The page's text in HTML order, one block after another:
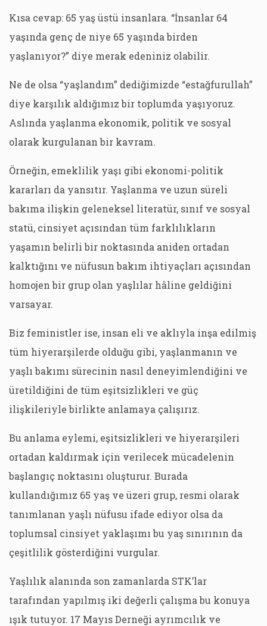
Kısa cevap: 65 yaş üstü insanlara. “İnsanlar 64
yaşında genç de niye 65 yaşında birden
yaşlanıyor?” diye merak edeniniz olabilir.
Ne de olsa “yaşlandım” dediğimizde “estağfurullah”
diye karşılık aldığımız bir toplumda yaşıyoruz.
Aslında yaşlanma ekonomik, politik ve sosyal
olarak kurgulanan bir kavram.
Örneğin, emeklilik yaşı gibi ekonomi-politik
kararları da yansıtır. Yaşlanma ve uzun süreli
bakıma ilişkin geleneksel literatür, sınıf ve sosyal
statü, cinsiyet açısından tüm farklılıkların
yaşamın belirli bir noktasında aniden ortadan
kalktığını ve nüfusun bakım ihtiyaçları açısından
homojen bir grup olan yaşlılar hâline geldiğini
varsayar.
Biz feministler ise, insan eli ve aklıyla inşa edilmiş
tüm hiyerarşilerde olduğu gibi, yaşlanmanın ve
yaşlı bakımı sürecinin nasıl deneyimlendiğini ve
üretildiğini de tüm eşitsizlikleri ve güç
ilişkileriyle birlikte anlamaya çalışırız.
Bu anlama eylemi, eşitsizlikleri ve hiyerarşileri
ortadan kaldırmak için verilecek mücadelenin
başlangıç noktasını oluşturur. Burada
kullandığımız 65 yaş ve üzeri grup, resmi olarak
tanımlanan yaşlı nüfusu ifade ediyor olsa da
toplumsal cinsiyet yaklaşımı bu yaş sınırının da
çeşitlilik gösterdiğini vurgular.
Yaşlılık alanında son zamanlarda STK’lar
tarafından yapılmış iki değerli çalışma bu konuya
ışık tutuyor. 17 Mayıs Derneği ayrımcılık ve